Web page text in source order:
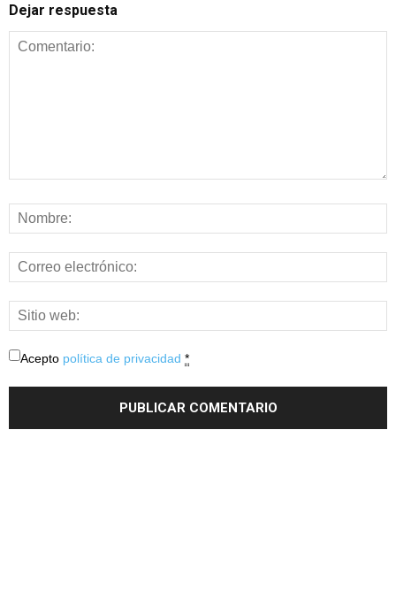
Dejar respuesta
Acepto política de privacidad *